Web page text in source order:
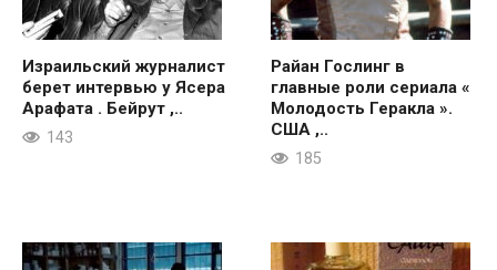
Израильский журналист
берет интервью у Ясера
Арафата . Бейрут ,..
143
Райан Гослинг в
главные роли сериала «
Молодость Геракла ».
США ,..
185